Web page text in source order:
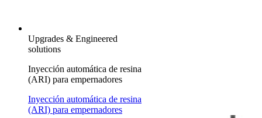
Upgrades & Engineered
solutions
Inyección automática de resina
(ARI) para empernadores
Inyección automática de resina
(ARI) para empernadores